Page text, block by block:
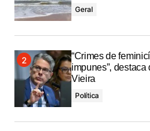
Geral
“Crimes de
impunes”,
Vieira
Política